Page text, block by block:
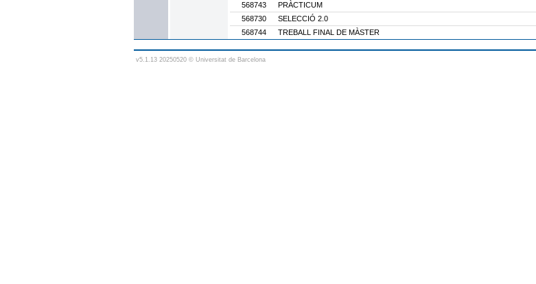
568743
PRÀCTICUM
568730
SELECCIÓ 2.0
568744
TREBALL FINAL DE MÀSTER
v5.1.13 20250520 © Universitat de Barcelona